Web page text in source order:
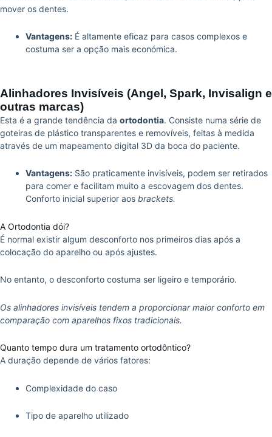
mover os dentes.
Vantagens: É altamente eficaz para casos complexos e
costuma ser a opção mais económica.
Alinhadores Invisíveis (Angel, Spark, Invisalign e
outras marcas)
Esta é a grande tendência da ortodontia. Consiste numa série de
goteiras de plástico transparentes e removíveis, feitas à medida
através de um mapeamento digital 3D da boca do paciente.
Vantagens: São praticamente invisíveis, podem ser retirados
para comer e facilitam muito a escovagem dos dentes.
Conforto inicial superior aos brackets.
A Ortodontia dói?
É normal existir algum desconforto nos primeiros dias após a
colocação do aparelho ou após ajustes.
No entanto, o desconforto costuma ser ligeiro e temporário.
Os alinhadores invisíveis tendem a proporcionar maior conforto em
comparação com aparelhos fixos tradicionais.
Quanto tempo dura um tratamento ortodôntico?
A duração depende de vários fatores:
Complexidade do caso
Tipo de aparelho utilizado